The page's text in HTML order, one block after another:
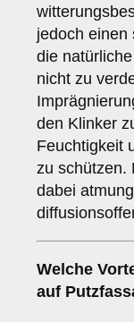
jedoch einen
die
nicht zu
den Klinker
Feuchtigkeit
zu schützen.
dabei
Welche
auf